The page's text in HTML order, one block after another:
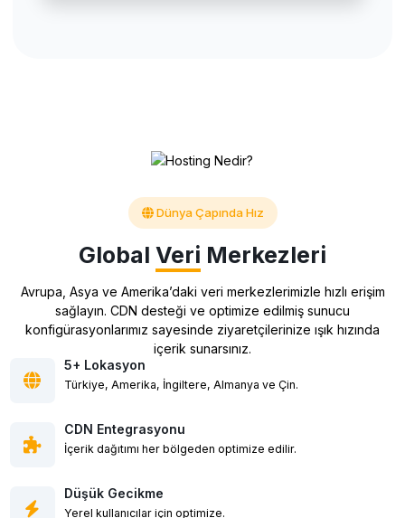
Dünya Çapında Hız
Global Veri Merkezleri
Avrupa, Asya ve Amerika’daki veri merkezlerimizle hızlı erişim
sağlayın. CDN desteği ve optimize edilmiş sunucu
konfigürasyonlarımız sayesinde ziyaretçilerinize ışık hızında
içerik sunarsınız.
5+ Lokasyon
Türkiye, Amerika, İngiltere, Almanya ve Çin.
CDN Entegrasyonu
İçerik dağıtımı her bölgeden optimize edilir.
Düşük Gecikme
Yerel kullanıcılar için optimize.